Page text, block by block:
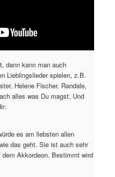
dann kann man auch
Lieblingslieder spielen, z.B.
Helene Fischer, Randale,
alles was Du magst. Und
es am liebsten allen
das geht. Sie ist auch sehr
Akkordeon. Bestimmt wird